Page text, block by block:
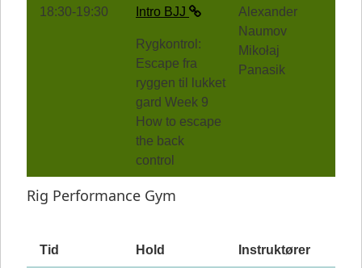
18:30-19:30 Intro BJJ
Rygkontrol:
Escape fra
ryggen til lukket
gard Week 9
How to escape
the back
control
Alexander
Naumov
Mikołaj
Panasik
Rig Performance Gym
Tid Hold Instruktører